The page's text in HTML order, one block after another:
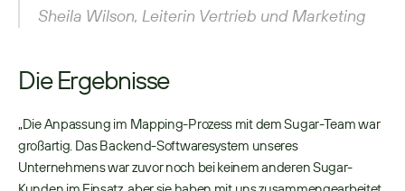
Sheila Wilson, Leiterin Vertrieb und Marketing
Die Ergebnisse
„Die Anpassung im Mapping-Prozess mit dem Sugar-Team war
großartig. Das Backend-Softwaresystem unseres
Unternehmens war zuvor noch bei keinem anderen Sugar-